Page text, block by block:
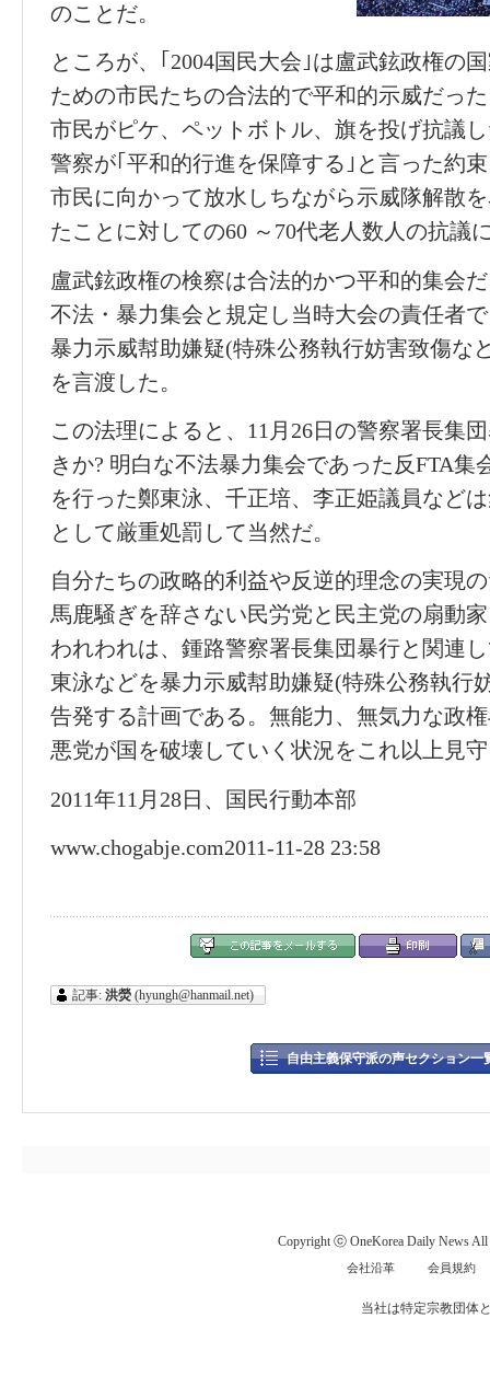
のことだ。
ところが、｢ 2004国民大会｣は盧武鉉政権の
ための市民たちの合法的で平和的示威だっ
市民がピケ、ペットボトル、旗を投げ抗議
警察が｢平和的行進を保障する｣と言った約
市民に向かって放水しちながら示威隊解散
たことに対しての60 ～ 70代老人数人の抗議
盧武鉉政権の検察は合法的かつ平和的集会
不法・暴力集会と規定し当時大会の責任者
暴力示威幇助嫌疑(特殊公務執行妨害致傷な
を言渡した。
この法理によると、 11月 26日の警察署長集
きか? 明白な不法暴力集会であった反FTA集
を行った鄭東泳、千正培、李正姫議員など
として厳重処罰して当然だ。
自分たちの政略的利益や反逆的理念の実現
馬鹿騒ぎを辞さない民労党と民主党の扇動
われわれは、鍾路警察署長集団暴行と関連
東泳などを暴力示威幇助嫌疑(特殊公務執行
告発する計画である。無能力、無気力な政
悪党が国を破壊していく状況をこれ以上見
2011年11月28日、国民行動本部
www.chogabje.com2011-11-28 23:58
記事: 洪熒 (hyungh@hanmail.net)
自由主義保守派の声セクション一
Copyright ⓒ OneKorea Daily News All
会社沿革 会員規約
当社は特定宗教団体